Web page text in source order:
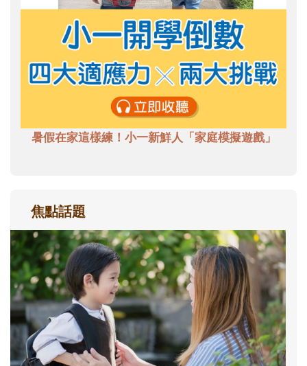
暑假在家這樣練！小一新鮮人「家庭模擬遊戲」
焦點話題